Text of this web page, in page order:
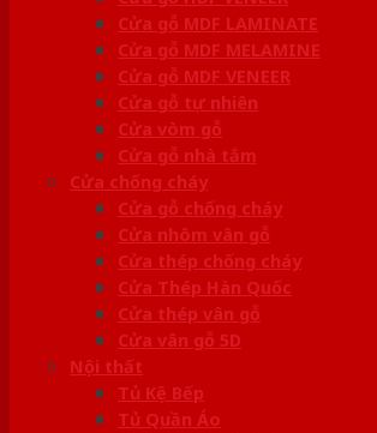
Cửa gỗ MDF LAMINATE
Cửa gỗ MDF MELAMINE
Cửa gỗ MDF VENEER
Cửa gỗ tự nhiên
Cửa vòm gỗ
Cửa gỗ nhà tắm
Cửa chống cháy
Cửa gỗ chống cháy
Cửa nhôm vân gỗ
Cửa thép chống cháy
Cửa Thép Hàn Quốc
Cửa thép vân gỗ
Cửa vân gỗ 5D
Nội thất
Tủ Kệ Bếp
Tủ Quần Áo